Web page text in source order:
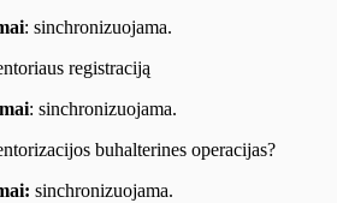
: sinchronizuojama.
registraciją
: sinchronizuojama.
buhalterines operacijas?
sinchronizuojama.